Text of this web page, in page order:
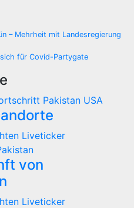
– Mehrheit mit Landesregierung
für Covid-Partygate
Pakistan USA
Liveticker
von
Liveticker